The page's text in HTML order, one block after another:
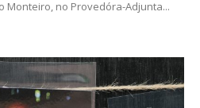
Monteiro, no Provedóra-Adjunta...